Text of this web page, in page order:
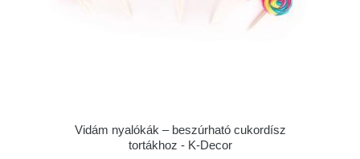
Vidám nyalókák – beszúrható cukordísz
tortákhoz - K-Decor